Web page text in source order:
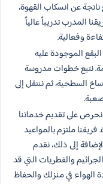
عن انسكاب القهوة،
المدرب تدريباً عالياً
وفعالية.
الموجودة عليه
نتبع خطوات مدروسة
السطحية، ثم ننتقل إلى
على تقديم خدماتنا
ملتزم بالمواعيد
إلى ذلك، نقدم
والفطريات التي قد
الهواء في منزلك والحفاظ